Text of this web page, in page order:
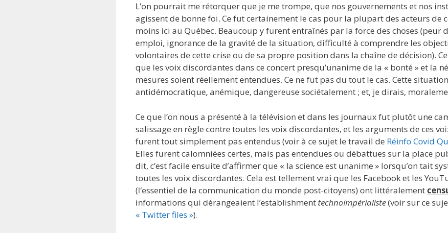
L’on pourrait me rétorquer que je me trompe, que nos gouvernements et nos
agissent de bonne foi. Ce fut certainement le cas pour la plupart des acteurs de
moins ici au Québec. Beaucoup y furent entraînés par la force des choses (peur
emploi, ignorance de la gravité de la situation, difficulté à comprendre les
volontaires de cette crise ou de sa propre position dans la chaîne de décision).
que les voix discordantes dans ce concert presqu’unanime de la « bonté » et la
mesures soient réellement entendues. Ce ne fut pas du tout le cas. Cette
antidémocratique, anémique, dangereuse sociétalement ; et, je dirais,
Ce que l’on nous a présenté à la télévision et dans les journaux fut plutôt une
salissage en règle contre toutes les voix discordantes, et les arguments de ces
furent tout simplement pas entendus (voir à ce sujet le travail de Réinfo Covid
Elles furent calomniées certes, mais pas entendues ou débattues sur la place
dit, c’est facile ensuite d’affirmer que « la science est unanime » lorsqu’on tait
toutes les voix discordantes. Cela est tellement vrai que les Facebook et les
(l’essentiel de la communication du monde post-citoyens) ont littéralement
informations qui dérangeaient l’establishment technoimpérialiste(voir sur ce
« Twitter files »).